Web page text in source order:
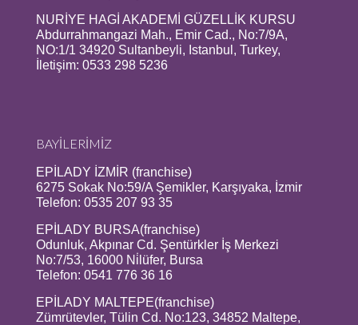
NURİYE HAGİ AKADEMİ GÜZELLİK KURSU
Abdurrahmangazi Mah., Emir Cad., No:7/9A,
NO:1/1 34920 Sultanbeyli, Istanbul, Turkey,
İletişim: 0533 298 5236
BAYİLERİMİZ
EPİLADY İZMİR (franchise)
6275 Sokak No:59/A Şemikler, Karşıyaka, İzmir
Telefon: 0535 207 93 35
EPİLADY BURSA(franchise)
Odunluk, Akpınar Cd. Şentürkler İş Merkezi
No:7/53, 16000 Ni̇lüfer, Bursa
Telefon: 0541 776 36 16
EPİLADY MALTEPE(franchise)
Zümrütevler, Tülin Cd. No:123, 34852 Maltepe,